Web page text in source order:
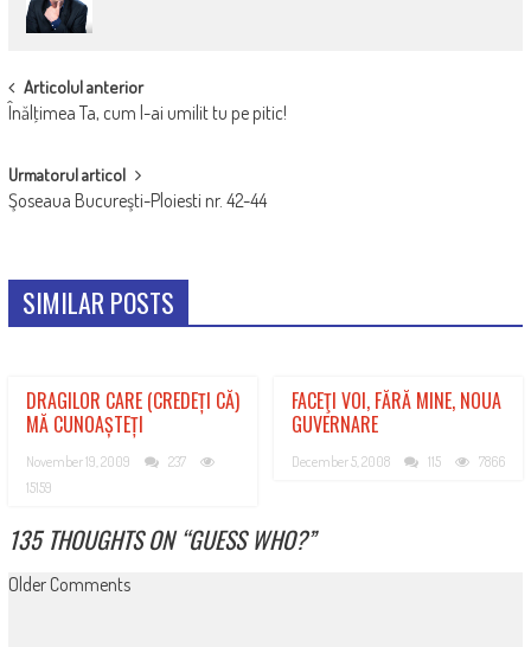
POST
NAVIGATION
Articolul anterior
Înălţimea Ta, cum l-ai umilit tu pe pitic!
Urmatorul articol
Şoseaua Bucureşti-Ploiesti nr. 42-44
SIMILAR POSTS
DRAGILOR CARE (CREDEȚI CĂ)
MĂ CUNOAȘTEȚI
November 19, 2009
237
15159
FACEŢI VOI, FĂRĂ MINE, NOUA
GUVERNARE
December 5, 2008 115 7866
135 THOUGHTS ON “GUESS WHO?”
COMMENT
Older Comments